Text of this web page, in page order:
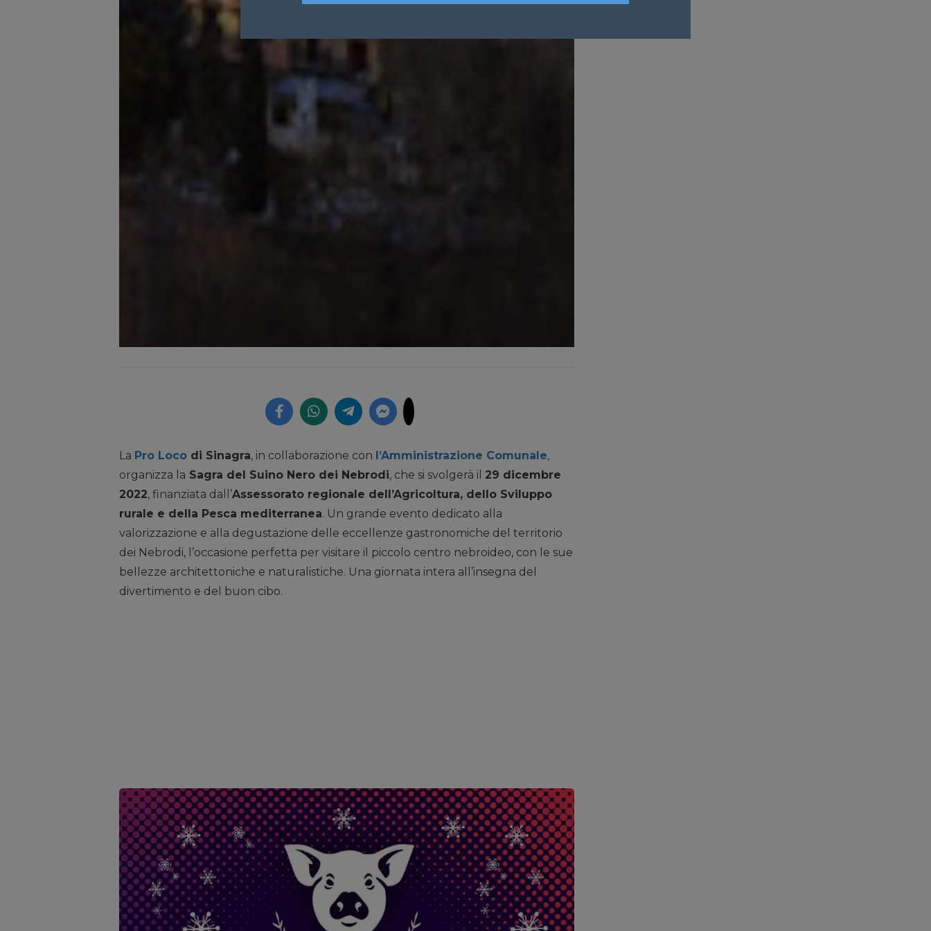
La Pro Loco di Sinagra, in collaborazione con l’Amministrazione Comunale,
organizza la Sagra del Suino Nero dei Nebrodi, che si svolgerà il 29 dicembre
2022, finanziata dall’Assessorato regionale dell’Agricoltura, dello Sviluppo
rurale e della Pesca mediterranea. Un grande evento dedicato alla
valorizzazione e alla degustazione delle eccellenze gastronomiche del territorio
dei Nebrodi, l’occasione perfetta per visitare il piccolo centro nebroideo, con le sue
bellezze architettoniche e naturalistiche. Una giornata intera all’insegna del
divertimento e del buon cibo.